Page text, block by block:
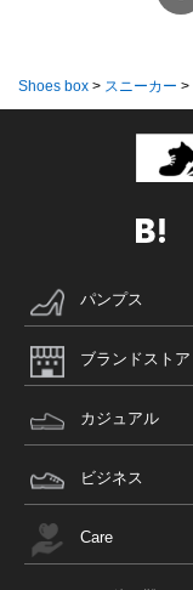
Shoes box > スニーカー >
パンプス
ブランドストア
カジュアル
ビジネス
Care